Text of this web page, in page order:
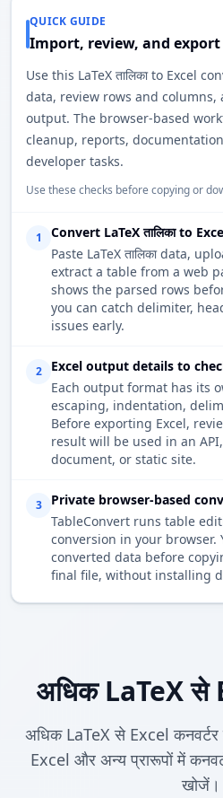
QUICK GUIDE
Import, review, and export
Use this LaTeX तालिका to Excel
data, review rows and columns,
output. The browser-based
cleanup, reports,
developer tasks.
Use these checks before copying or
1
Convert LaTeX तालिका to
Paste LaTeX तालिका data,
extract a table from a web
shows the parsed rows
you can catch delimiter,
issues early.
2
Excel output details to
Each output format has its
escaping, indentation,
Before exporting Excel,
result will be used in an
document, or static site.
3
Private browser-based
TableConvert runs table
conversion in your browser.
converted data before
final file, without installing
अधिक LaTeX से
अधिक LaTeX से Excel कनवर्टर
Excel और अन्य प्रारूपों में
खोजें।